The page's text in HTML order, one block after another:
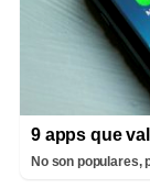
9 apps que
No son populares,